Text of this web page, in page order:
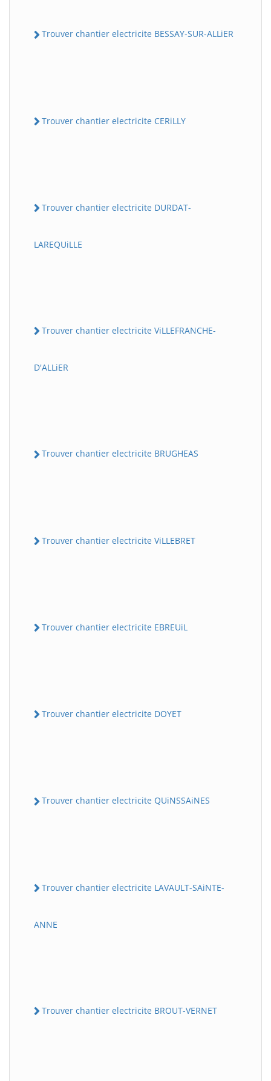
Trouver chantier electricite BESSAY-SUR-ALLiER
Trouver chantier electricite CERiLLY
Trouver chantier electricite DURDAT-
LAREQUiLLE
Trouver chantier electricite ViLLEFRANCHE-
D'ALLiER
Trouver chantier electricite BRUGHEAS
Trouver chantier electricite ViLLEBRET
Trouver chantier electricite EBREUiL
Trouver chantier electricite DOYET
Trouver chantier electricite QUiNSSAiNES
Trouver chantier electricite LAVAULT-SAiNTE-
ANNE
Trouver chantier electricite BROUT-VERNET